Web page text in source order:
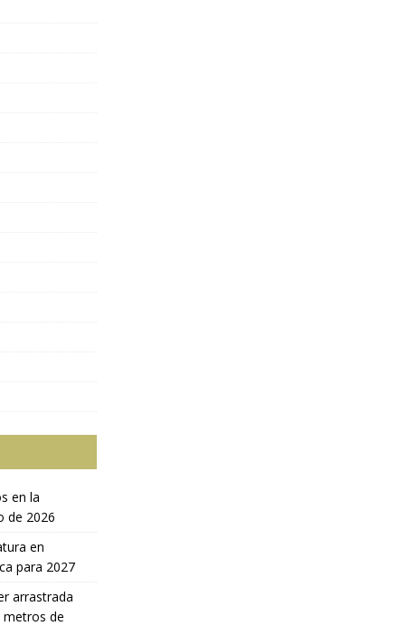
en la
de 2026
en
para 2027
arrastrada
de